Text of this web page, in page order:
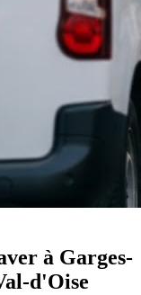
à Garges-
d'Oise